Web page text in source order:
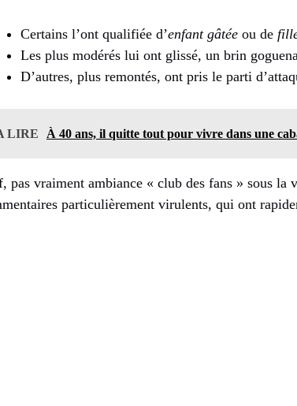
Certains l’ont qualifiée d’enfant gâtée ou de
Les plus modérés lui ont glissé, un brin
D’autres, plus remontés, ont pris le parti
LIRE À 40 ans, il quitte tout pour vivre dans une
pas vraiment ambiance « club des fans » sous
particulièrement virulents, qui ont